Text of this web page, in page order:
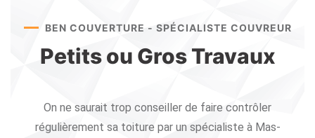
BEN COUVERTURE - SPÉCIALISTE COUVREUR
Petits ou Gros Travaux
On ne saurait trop conseiller de faire contrôler
régulièrement sa toiture par un spécialiste à Mas-